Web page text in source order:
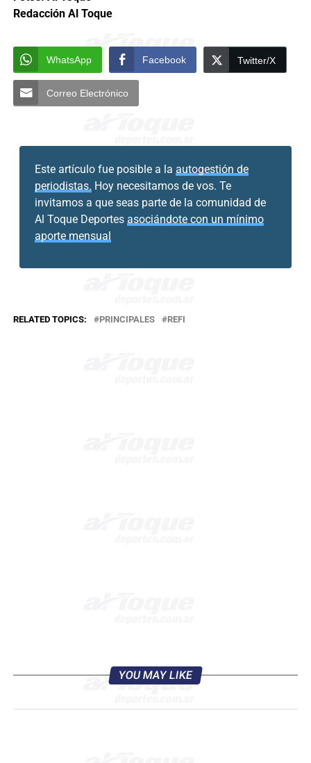
Redacción Al Toque
WhatsApp Facebook Twitter/X
Correo Electrónico
Este artículo fue posible a la autogestión de
periodistas. Hoy necesitamos de vos. Te
invitamos a que seas parte de la comunidad de
Al Toque Deportes asociándote con un mínimo
aporte mensual
RELATED TOPICS: PRINCIPALES REFI
YOU MAY LIKE